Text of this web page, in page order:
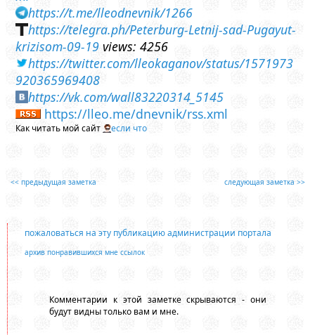
https://t.me/lleodnevnik/1266
https://telegra.ph/Peterburg-Letnij-sad-Pugayut-
krizisom-09-19 views: 4256
https://twitter.com/lleokaganov/status/1571973
920365969408
https://vk.com/wall83220314_5145
https://lleo.me/dnevnik/rss.xml
Как читать мой сайт если что
<< предыдущая заметка следующая заметка >>
пожаловаться на эту публикацию администрации портала
архив понравившихся мне ссылок
Комментарии к этой заметке скрываются - они
будут видны только вам и мне.